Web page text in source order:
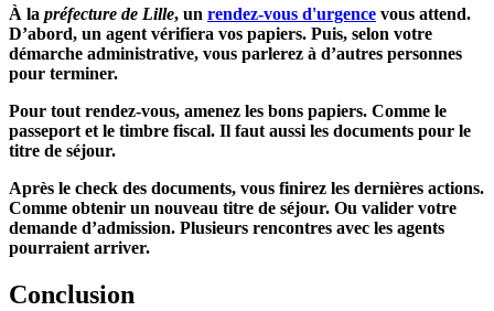
À la préfecture de Lille, un rendez-vous d'urgence vous attend.
D’abord, un agent vérifiera vos papiers. Puis, selon votre
démarche administrative, vous parlerez à d’autres personnes
pour terminer.
Pour tout rendez-vous, amenez les bons papiers. Comme le
passeport et le timbre fiscal. Il faut aussi les documents pour le
titre de séjour.
Après le check des documents, vous finirez les dernières actions.
Comme obtenir un nouveau titre de séjour. Ou valider votre
demande d’admission. Plusieurs rencontres avec les agents
pourraient arriver.
Conclusion